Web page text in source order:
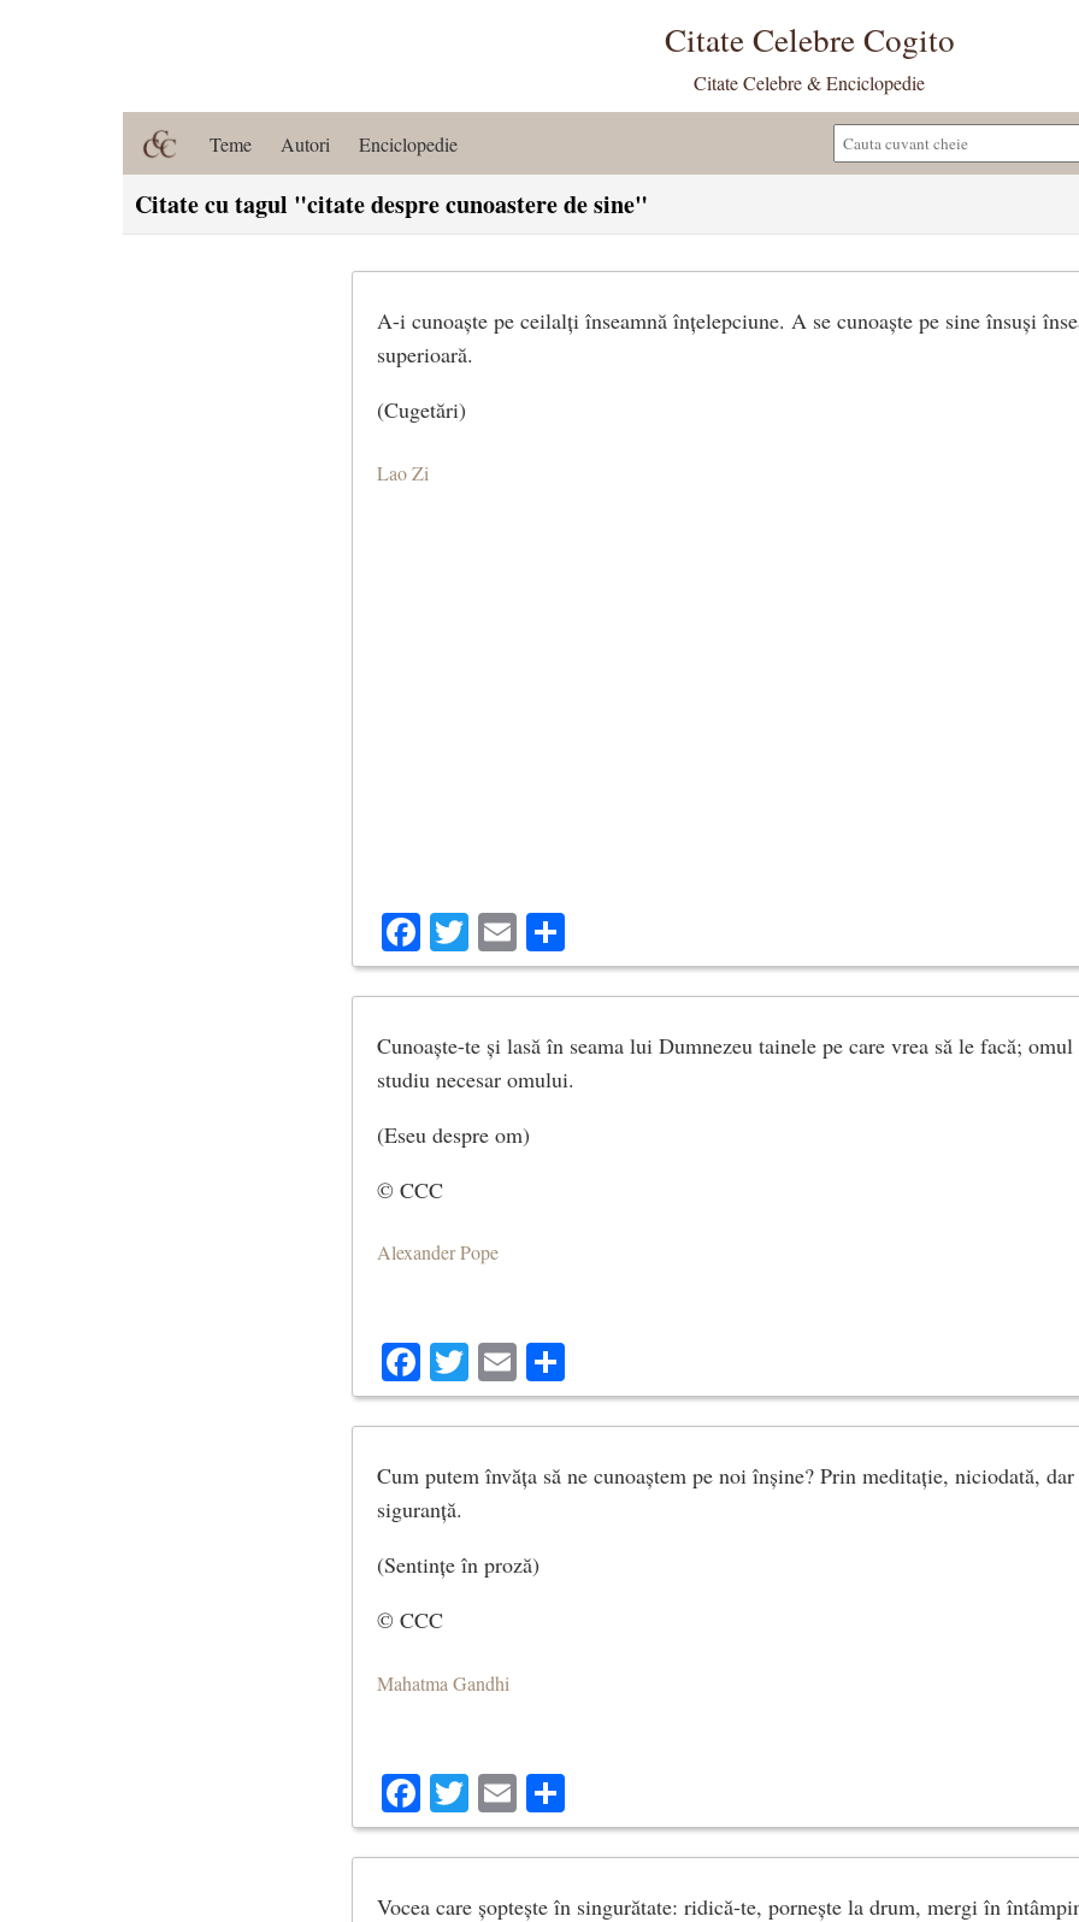
Citate Celebre Cogito
Citate Celebre & Enciclopedie
Teme Autori Enciclopedie
Citate cu tagul "citate despre cunoastere de sine"
A-i cunoaște pe ceilalți înseamnă înțelepciune. A se cunoaște pe sine însuși
superioară.
(Cugetări)
Lao Zi
Facebook
Twitter
Email
Cunoaște-te și lasă în seama lui Dumnezeu tainele pe care vrea să le facă;
studiu necesar omului.
(Eseu despre om)
© CCC
Alexander Pope
Facebook
Twitter
Email
Cum putem învăța să ne cunoaștem pe noi înșine? Prin meditație, niciodată,
siguranță.
(Sentințe în proză)
© CCC
Mahatma Gandhi
Facebook
Twitter
Email
Vocea care șoptește în singurătate: ridică-te, pornește la drum, mergi în